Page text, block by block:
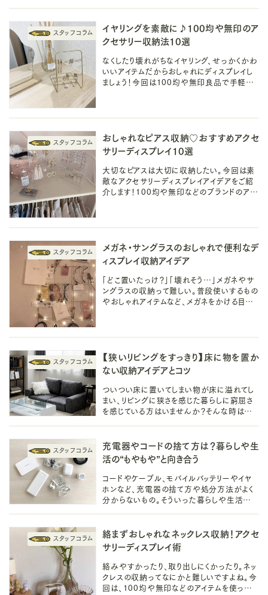
イヤリングを素敵に♪100均や無印のア
クセサリー収納法10選
なくしたり壊れがちなイヤリング、せっかくかわ
いいアイテムだからおしゃれにディスプレイし
ましょう！今回は100均や無印良品で手軽に
おしゃれなピアス収納♡おすすめアクセ
サリーディスプレイ10選
大切なピアスは大切に収納したい。今回は素
敵なアクセサリーディスプレイアイデアをご紹
介します！100均や無印などのブランドのアイ
メガネ・サングラスのおしゃれで便利なデ
ィスプレイ収納アイデア
「どこ置いたっけ？」「壊れそう…」メガネやサ
ングラスの収納って難しい。普段使いするもの
やおしゃれアイテムなど、メガネをかける目的
【狭いリビングをすっきり】床に物を置か
ない収納アイデアとコツ
ついつい床に置いてしまい物が床に溢れてし
まい、リビングに狭さを感じた暮らしに窮屈さ
を感じている方はいませんか？そんな時は壁
充電器やコードの捨て方は？暮らしや生
活の“もやもや”と向き合う
コードやケーブル、モバイルバッテリーやイヤ
ホンなど、充電器の捨て方や処分方法がよく
分からないもの。そういった暮らしや生活の
絡まずおしゃれなネックレス収納！アクセ
サリーディスプレイ術
絡みやすかったり、取り出しにくかったり。ネッ
クレスの収納ってなにかと難しいですよね。今
回は、100均や無印などのアイテムを使ってお